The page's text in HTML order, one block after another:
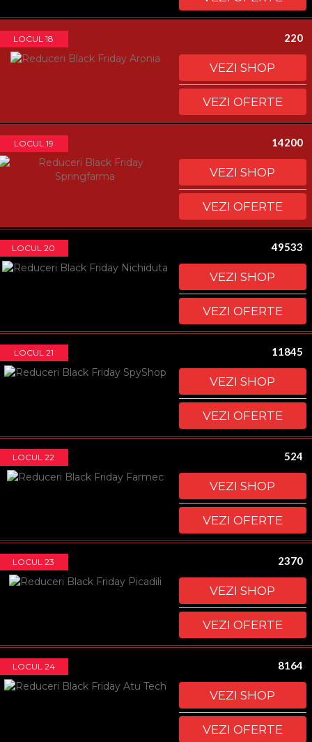
LOCUL 18 220
VEZI SHOP
VEZI OFERTE
LOCUL 19 14200
VEZI SHOP
VEZI OFERTE
LOCUL 20 49533
VEZI SHOP
VEZI OFERTE
LOCUL 21 11845
VEZI SHOP
VEZI OFERTE
LOCUL 22 524
VEZI SHOP
VEZI OFERTE
LOCUL 23 2370
VEZI SHOP
VEZI OFERTE
LOCUL 24 8164
VEZI SHOP
VEZI OFERTE